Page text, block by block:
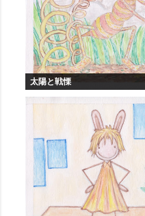
太陽と戦慄